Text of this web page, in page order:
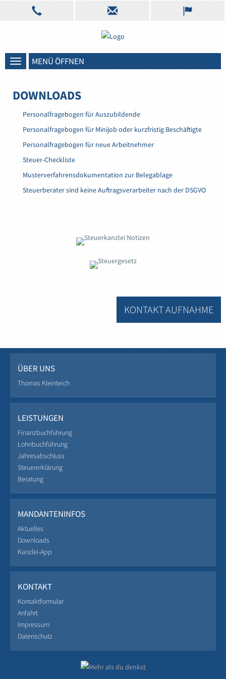
Toggle navigation
MENÜ ÖFFNEN
DOWNLOADS
Personalfragebogen für Auszubildende
Personalfragebogen für Minijob oder kurzfristig Beschäftigte
Personalfragebogen für neue Arbeitnehmer
Steuer-Checkliste
Musterverfahrensdokumentation zur Belegablage
Steuerberater sind keine Auftragsverarbeiter nach der DSGVO
KONTAKT AUFNAHME
ÜBER UNS
Thomas Kleinteich
LEISTUNGEN
Finanzbuchführung
Lohnbuchführung
Jahresabschluss
Steuererklärung
Beratung
MANDANTENINFOS
Aktuelles
Downloads
Kanzlei-App
KONTAKT
Kontaktformular
Anfahrt
Impressum
Datenschutz